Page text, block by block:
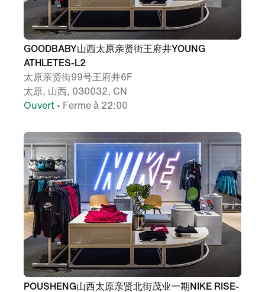
GOODBABY山西太原亲贤街王府井YOUNG
ATHLETES-L2
太原亲贤街99号王府井6F
太原, 山西, 030032, CN
Ouvert • Ferme à 22:00
POUSHENG山西太原亲贤北街茂业一期NIKE RISE-